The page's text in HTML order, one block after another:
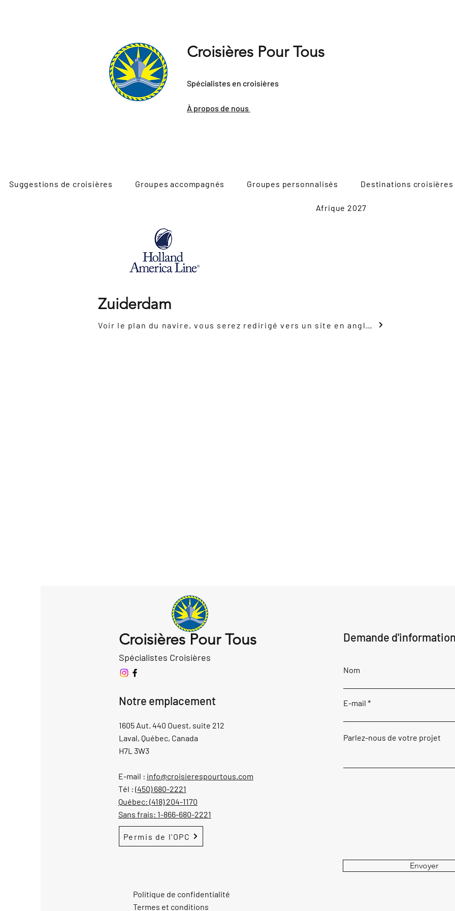
Croisières Pour Tous
Spécialistes en croisières
À propos de nous
Suggestions de croisières Groupes accompagnés Groupes personnalisés Destinations croisières
Afrique 2027
Zuiderdam
Croisières Pour Tous
Spécialistes Croisières
Notre emplacement
1605 Aut. 440 Ouest, suite 212
Laval, Québec, Canada
H7L 3W3
E-mail : info@croisierespourtous.com
Tél : (450) 680-2221
Québec: (418) 204-1170
Sans frais: 1-866-680-2221
Permis de l'OPC
Demande
Nom
E-mail
Parlez-nous de votre projet
Envoyer
Politique de confidentialité
Termes et conditions